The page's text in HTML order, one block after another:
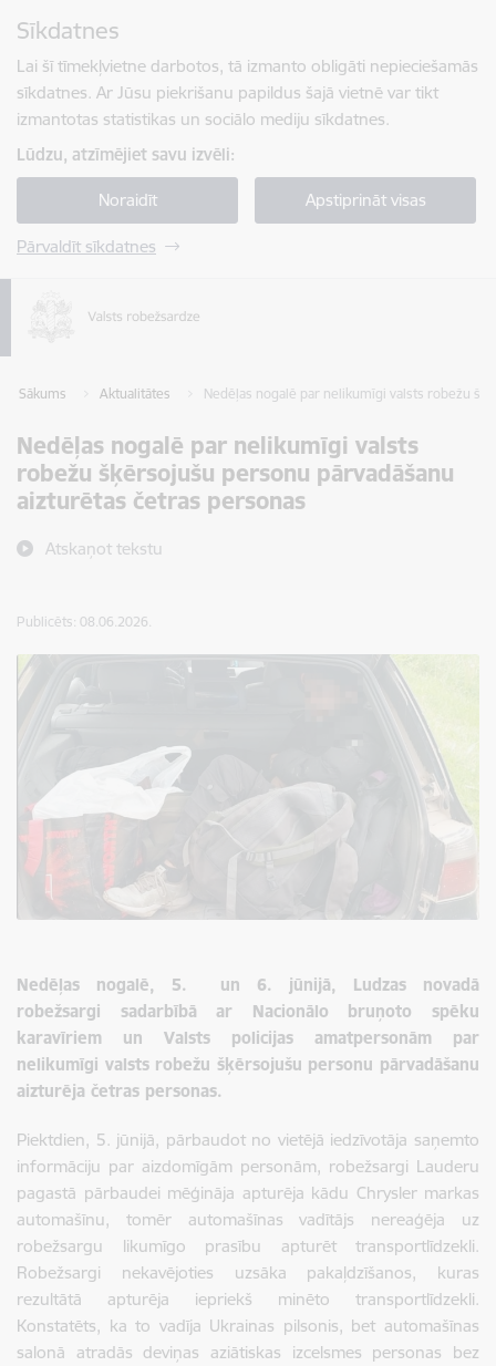
Sīkdatnes
Lai šī tīmekļvietne darbotos, tā izmanto obligāti nepieciešamās
sīkdatnes. Ar Jūsu piekrišanu papildus šajā vietnē var tikt
izmantotas statistikas un sociālo mediju sīkdatnes.
Lūdzu, atzīmējiet savu izvēli:
Noraidīt Apstiprināt visas
Pārvaldīt sīkdatnes
Sākums Aktualitātes Nedēļas nogalē par nelikumīgi valsts robežu
Nedēļas nogalē par nelikumīgi valsts
robežu šķērsojušu personu pārvadāšanu
aizturētas četras personas
Atskaņot tekstu
Publicēts: 08.06.2026.
Nedēļas nogalē, 5. un 6. jūnijā, Ludzas novadā
robežsargi sadarbībā ar Nacionālo bruņoto spēku
karavīriem un Valsts policijas amatpersonām par
nelikumīgi valsts robežu šķērsojušu personu pārvadāšanu
aizturēja četras personas.
Piektdien, 5. jūnijā, pārbaudot no vietējā iedzīvotāja saņemto
informāciju par aizdomīgām personām, robežsargi Lauderu
pagastā pārbaudei mēģināja apturēja kādu Chrysler markas
automašīnu, tomēr automašīnas vadītājs nereaģēja uz
robežsargu likumīgo prasību apturēt transportlīdzekli.
Robežsargi nekavējoties uzsāka pakaļdzīšanos, kuras
rezultātā apturēja iepriekš minēto transportlīdzekli.
Konstatēts, ka to vadīja Ukrainas pilsonis, bet automašīnas
salonā atradās deviņas aziātiskas izcelsmes personas bez